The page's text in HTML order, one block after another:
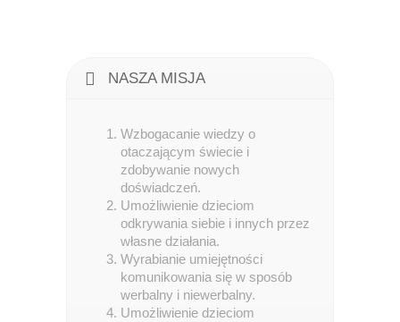
NASZA MISJA
Wzbogacanie wiedzy o
otaczającym świecie i
zdobywanie nowych
doświadczeń.
Umożliwienie dzieciom
odkrywania siebie i innych przez
własne działania.
Wyrabianie umiejętności
komunikowania się w sposób
werbalny i niewerbalny.
Umożliwienie dzieciom